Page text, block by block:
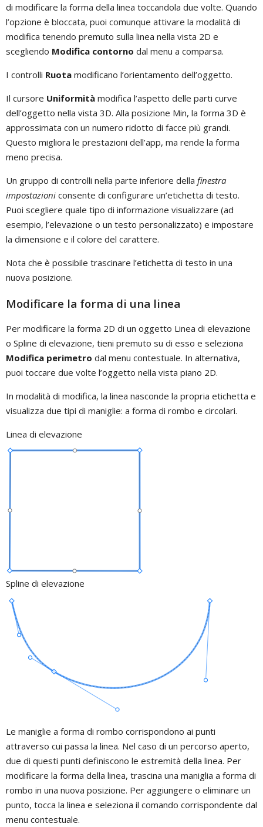
di modificare la forma della linea toccandola due volte. Quando
l’opzione è bloccata, puoi comunque attivare la modalità di
modifica tenendo premuto sulla linea nella vista 2D e
scegliendo Modifica contorno dal menu a comparsa.
I controlli Ruota modificano l’orientamento dell’oggetto.
Il cursore Uniformità modifica l’aspetto delle parti curve
dell’oggetto nella vista 3D. Alla posizione Min, la forma 3D è
approssimata con un numero ridotto di facce più grandi.
Questo migliora le prestazioni dell’app, ma rende la forma
meno precisa.
Un gruppo di controlli nella parte inferiore della finestra
impostazioni consente di configurare un’etichetta di testo.
Puoi scegliere quale tipo di informazione visualizzare (ad
esempio, l’elevazione o un testo personalizzato) e impostare
la dimensione e il colore del carattere.
Nota che è possibile trascinare l’etichetta di testo in una
nuova posizione.
Modificare la forma di una linea
Per modificare la forma 2D di un oggetto Linea di elevazione
o Spline di elevazione, tieni premuto su di esso e seleziona
Modifica perimetro dal menu contestuale. In alternativa,
puoi toccare due volte l’oggetto nella vista piano 2D.
In modalità di modifica, la linea nasconde la propria etichetta e
visualizza due tipi di maniglie: a forma di rombo e circolari.
Linea di elevazione
Spline di elevazione
Le maniglie a forma di rombo corrispondono ai punti
attraverso cui passa la linea. Nel caso di un percorso aperto,
due di questi punti definiscono le estremità della linea. Per
modificare la forma della linea, trascina una maniglia a forma di
rombo in una nuova posizione. Per aggiungere o eliminare un
punto, tocca la linea e seleziona il comando corrispondente dal
menu contestuale.